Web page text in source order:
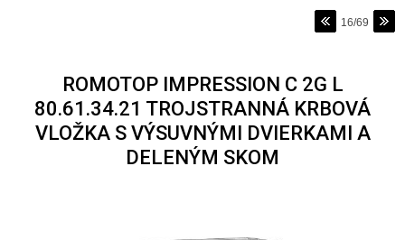
16/69
ROMOTOP IMPRESSION C 2G L
80.61.34.21 TROJSTRANNÁ KRBOVÁ
VLOŽKA S VÝSUVNÝMI DVIERKAMI A
DELENÝM SKOM